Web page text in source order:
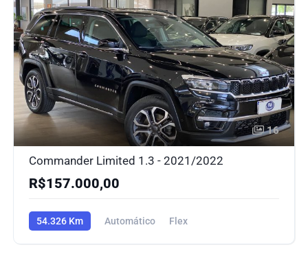
16
Commander Limited 1.3 - 2021/2022
R$157.000,00
54.326 Km Automático Flex